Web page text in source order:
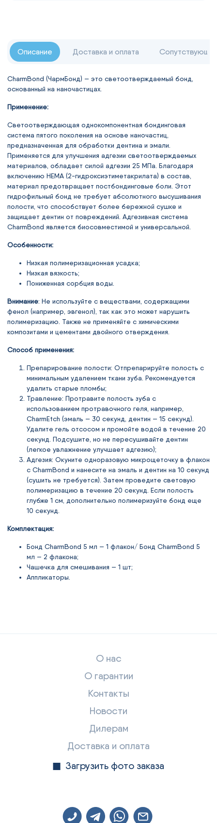
Описание Доставка и оплата
CharmBond (ЧармБонд) — это светоотверждаемый бонд,
основанный на наночастицах.
Применение:
Светоотверждающая однокомпонентная бондинговая
система пятого поколения на основе наночастиц,
предназначенная для обработки дентина и эмали.
Применяется для улучшения адгезии светоотверждаемых
материалов, обладает силой адгезии 25 МПа. Благодаря
включению НЕМА (2-гидроксиэтиметакрилата) в состав,
материал предотвращает постбондинговые боли. Этот
гидрофильный бонд не требует абсолютного высушивания
полости, что способствует более бережной сушке и
защищает дентин от повреждений. Адгезивная система
CharmBond является биосовместимой и универсальной.
Особенности:
Низкая полимеризационная усадка;
Низкая вязкость;
Пониженная сорбция воды.
Внимание: Не используйте с веществами, содержащими
фенол (например, эвгенол), так как это может нарушить
полимеризацию. Также не применяйте с химическими
композитами и цементами двойного отверждения.
Способ применения:
Препарирование полости: Отпрепарируйте полость с
минимальным удалением ткани зуба. Рекомендуется
удалить старые пломбы;
Травление: Протравите полость зуба с
использованием протравочного геля, например,
CharmEtch (эмаль — 30 секунд, дентин — 15 секунд).
Удалите гель отсосом и промойте водой в течение 20
секунд. Подсушите, но не пересушивайте дентин
(легкое увлажнение улучшает адгезию);
Адгезия: Окуните одноразовую микрощеточку в флакон
с CharmBond и нанесите на эмаль и дентин на 10 секунд
(сушить не требуется). Затем проведите световую
полимеризацию в течение 20 секунд. Если полость
глубже 1 см, дополнительно полимеризуйте бонд еще
10 секунд.
Комплектация:
Бонд CharmBond 5 мл — 1 флакон/ Бонд CharmBond 5
мл — 2 флакона;
Чашечка для смешивания — 1 шт;
Аппликаторы.
Загрузить фото заказа
О нас
О гарантии
Контакты
Новости
Дилерам
Доставка и оплата